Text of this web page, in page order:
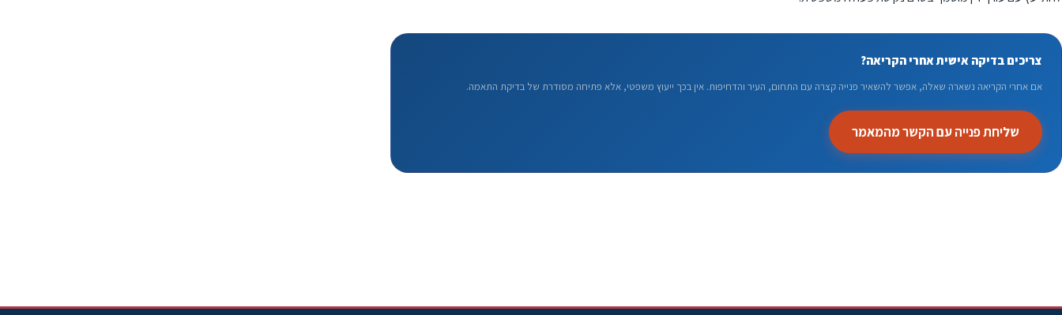
צריכים בדיקה אישית אחרי הקריאה?
אם אחרי הקריאה נשארה שאלה, אפשר להשאיר פנייה קצרה עם התחום, העיר והדחיפות. אין בכך ייעוץ משפטי, אלא פתיחה מסודרת של בדיקת התאמה.
שליחת פנייה עם הקשר מהמאמר